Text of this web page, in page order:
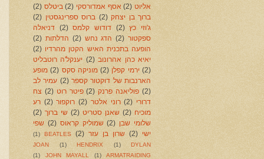
אליוט (2) אסף אמדורסקי (2) ביטלס (2)
ברוך בן יצחק (2) ברוס ספרינגסטין (2)
ג'וזי כץ
(2) דודוש קלמס (2)
דניאלה
ספקטור (2) הדג נחש (2) הדלתות (2)
הופעה בתכנית האיש הקטן מהרדיו (2)
יאיא כהן אהרונוב (2) יענקל'ה רוטבליט
(2) ירמי קפלן (2) מוניקה סקס (2) מופע
הארנבות של דוקטור קספר (2) עמיר לב
(2) פוליאנה פרנק (2) פיטר רוט (2) צח
דרורי (2) רוני אלטר (2) רוקפור (2) רע
מוכיח (2) שאנן סטריט (2) שי ברוך (2)
שלומי שבן (2) שמוליק קראוס (2) שפי
ישי
(2) שרון בן עזר (2)
BEATLES
(1)
DYLAN
(1)
HENDRIX
(1)
JOAN
ARMATRAIDING
(1)
JOHN MAYALL
(1)